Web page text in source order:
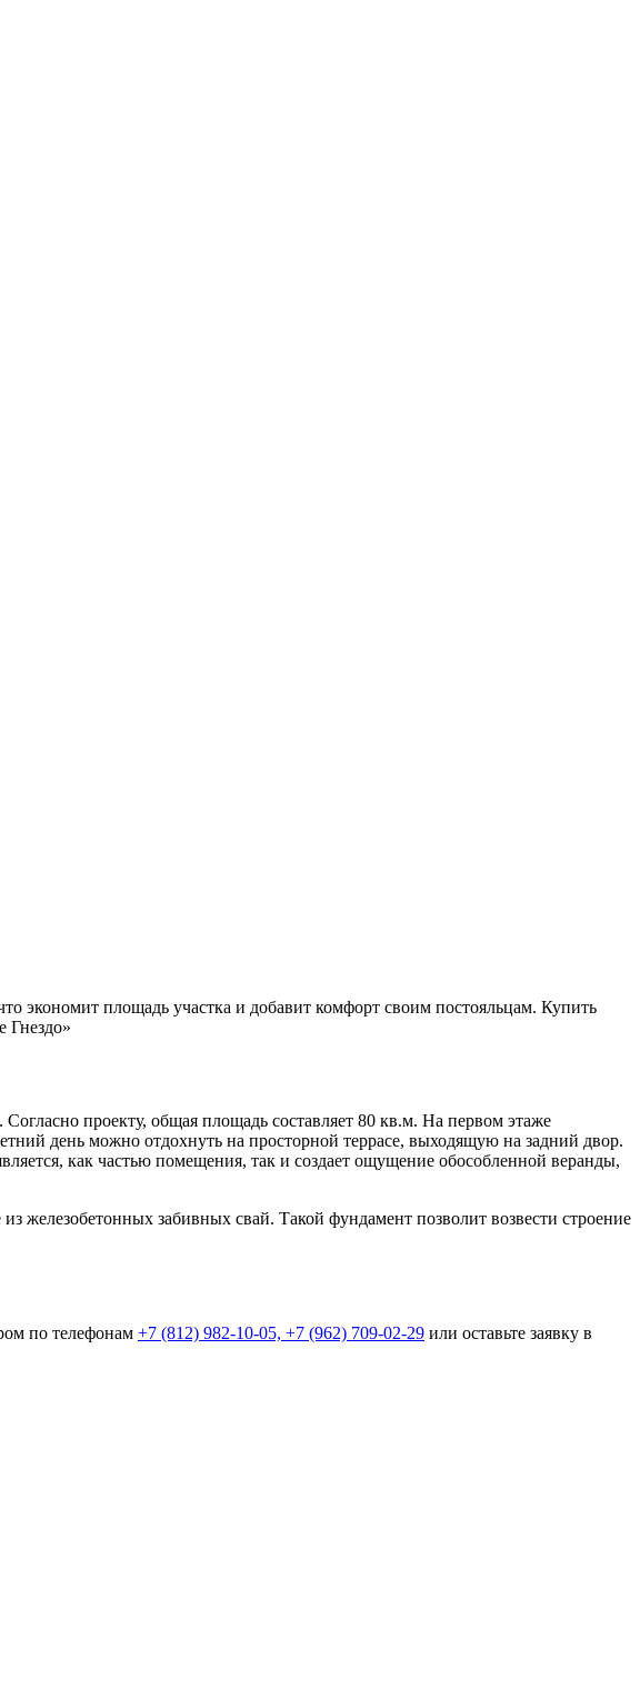
экономит площадь участка и добавит комфорт своим постояльцам. Купить
Гнездо»
проекту, общая площадь составляет 80 кв.м. На первом этаже
день можно отдохнуть на просторной террасе, выходящую на задний двор.
как частью помещения, так и создает ощущение обособленной веранды,
забивных свай. Такой фундамент позволит возвести строение
по телефонам +7 (812) 982-10-05, +7 (962) 709-02-29 или оставьте заявку в